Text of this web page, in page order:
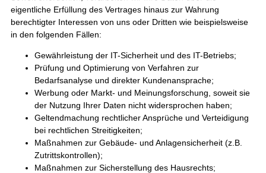
eigentliche Erfüllung des Vertrages hinaus zur Wahrung
berechtigter Interessen von uns oder Dritten wie beispielsweise
in den folgenden Fällen:
Gewährleistung der IT-Sicherheit und des IT-Betriebs;
Prüfung und Optimierung von Verfahren zur
Bedarfsanalyse und direkter Kundenansprache;
Werbung oder Markt- und Meinungsforschung, soweit sie
der Nutzung Ihrer Daten nicht widersprochen haben;
Geltendmachung rechtlicher Ansprüche und Verteidigung
bei rechtlichen Streitigkeiten;
Maßnahmen zur Gebäude- und Anlagensicherheit (z.B.
Zutrittskontrollen);
Maßnahmen zur Sicherstellung des Hausrechts;